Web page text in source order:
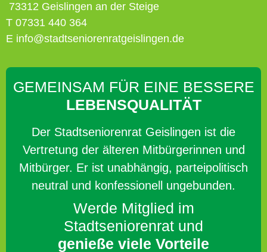
73312 Geislingen an der Steige
T 07331 440 364
E info@stadtseniorenratgeislingen.de
GEMEINSAM FÜR EINE BESSERE
LEBENSQUALITÄT
Der Stadtseniorenrat Geislingen ist die
Vertretung der älteren Mitbürgerinnen und
Mitbürger. Er ist unabhängig, parteipolitisch
neutral und konfessionell ungebunden.
Werde Mitglied im
Stadtseniorenrat und
genieße viele Vorteile